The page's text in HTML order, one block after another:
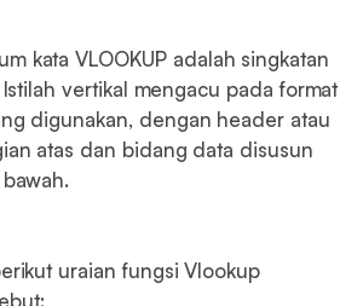
kata VLOOKUP adalah singkatan
vertikal mengacu pada format
digunakan, dengan header atau
atas dan bidang data disusun
uraian fungsi Vlookup